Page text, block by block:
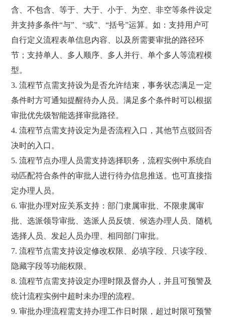
含、不包含、等于、大于、小于、为空、非空等条件设定
并支持多条件“与”、“或”、“括号”运算。如：支持用户可
自行定义流程表单信息内容、以及所需要审批的路径环
节；支持单人、多人顺序、多人并行、单个多人等流程模
型。
3. 流程节点需支持设为是否允许结束，事务状态满足一定
条件时方可通知提醒待办人员。满足多个条件时可以根据
审批优先级智能选择审批路径。
4. 流程节点需支持设定为是否流程入口，其他节点驳回否
决时的入口。
5. 流程节点办理人员需支持选择职务，流程实例中系统自
动匹配符合条件的审批人进行待办信息推送。也可直接指
定办理人员。
6. 审批办理对应关系支持：部门隶属审批、不限隶属审
批、选派领导审批、选派人员反馈、候选办理人员、随机
选择人员、发起人员办理、相同部门审批。
7. 流程节点需支持设定修改权限、必填字段、只读字段、
隐藏字段等功能权限。
8. 流程节点需支持设定办理时限及督办人，并且可预警及
统计流程实例中超时未办理的流程。
9. 审批办理流程需支持办理工作日时限，超过时限可预警